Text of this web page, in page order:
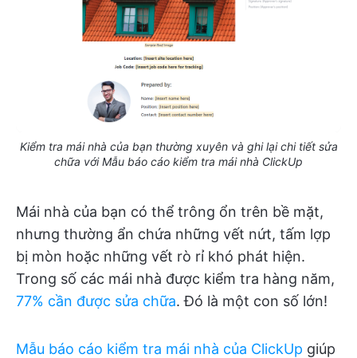
Kiểm tra mái nhà của bạn thường xuyên và ghi lại chi tiết sửa
chữa với Mẫu báo cáo kiểm tra mái nhà ClickUp
Mái nhà của bạn có thể trông ổn trên bề mặt,
nhưng thường ẩn chứa những vết nứt, tấm lợp
bị mòn hoặc những vết rò rỉ khó phát hiện.
Trong số các mái nhà được kiểm tra hàng năm,
77% cần được sửa chữa. Đó là một con số lớn!
Mẫu báo cáo kiểm tra mái nhà của ClickUp giúp